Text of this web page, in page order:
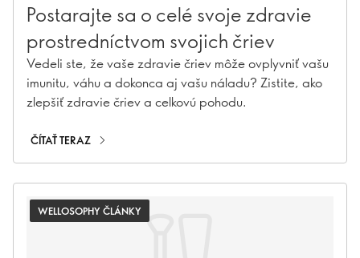
Postarajte sa o celé svoje zdravie
prostredníctvom svojich čriev
Vedeli ste, že vaše zdravie čriev môže ovplyvniť vašu
imunitu, váhu a dokonca aj vašu náladu? Zistite, ako
zlepšiť zdravie čriev a celkovú pohodu.
ČÍTAŤ TERAZ
WELLOSOPHY ČLÁNKY